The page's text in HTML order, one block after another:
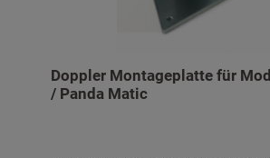
Doppler Montageplatte für
/ Panda Matic